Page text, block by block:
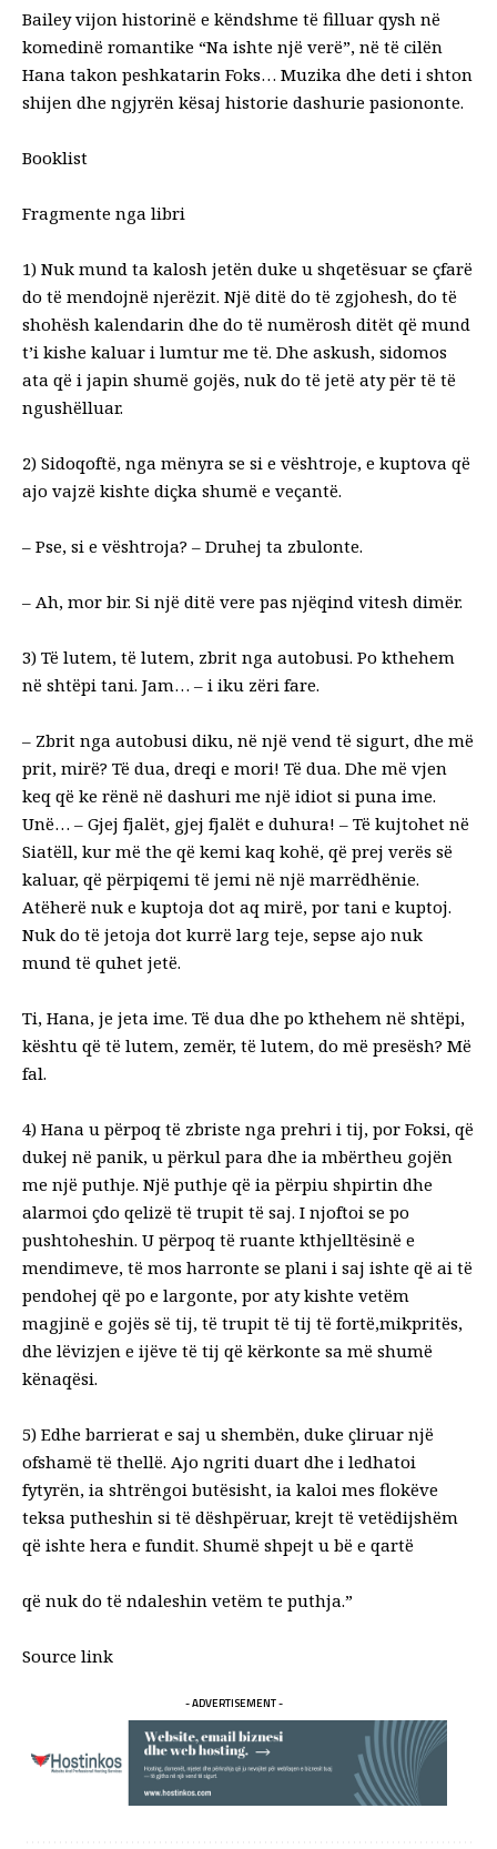
Bailey vijon historinë e këndshme të filluar qysh në
komedinë romantike “Na ishte një verë”, në të cilën
Hana takon peshkatarin Foks… Muzika dhe deti i shton
shijen dhe ngjyrën kësaj historie dashurie pasiononte.
Booklist
Fragmente nga libri
1) Nuk mund ta kalosh jetën duke u shqetësuar se çfarë
do të mendojnë njerëzit. Një ditë do të zgjohesh, do të
shohësh kalendarin dhe do të numërosh ditët që mund
t’i kishe kaluar i lumtur me të. Dhe askush, sidomos
ata që i japin shumë gojës, nuk do të jetë aty për të të
ngushëlluar.
2) Sidoqoftë, nga mënyra se si e vështroje, e kuptova që
ajo vajzë kishte diçka shumë e veçantë.
– Pse, si e vështroja? – Druhej ta zbulonte.
– Ah, mor bir. Si një ditë vere pas njëqind vitesh dimër.
3) Të lutem, të lutem, zbrit nga autobusi. Po kthehem
në shtëpi tani. Jam… – i iku zëri fare.
– Zbrit nga autobusi diku, në një vend të sigurt, dhe më
prit, mirë? Të dua, dreqi e mori! Të dua. Dhe më vjen
keq që ke rënë në dashuri me një idiot si puna ime.
Unë… – Gjej fjalët, gjej fjalët e duhura! – Të kujtohet në
Siatëll, kur më the që kemi kaq kohë, që prej verës së
kaluar, që përpiqemi të jemi në një marrëdhënie.
Atëherë nuk e kuptoja dot aq mirë, por tani e kuptoj.
Nuk do të jetoja dot kurrë larg teje, sepse ajo nuk
mund të quhet jetë.
Ti, Hana, je jeta ime. Të dua dhe po kthehem në shtëpi,
kështu që të lutem, zemër, të lutem, do më presësh? Më
fal.
4) Hana u përpoq të zbriste nga prehri i tij, por Foksi, që
dukej në panik, u përkul para dhe ia mbërtheu gojën
me një puthje. Një puthje që ia përpiu shpirtin dhe
alarmoi çdo qelizë të trupit të saj. I njoftoi se po
pushtoheshin. U përpoq të ruante kthjelltësinë e
mendimeve, të mos harronte se plani i saj ishte që ai të
pendohej që po e largonte, por aty kishte vetëm
magjinë e gojës së tij, të trupit të tij të fortë,mikpritës,
dhe lëvizjen e ijëve të tij që kërkonte sa më shumë
kënaqësi.
5) Edhe barrierat e saj u shembën, duke çliruar një
ofshamë të thellë. Ajo ngriti duart dhe i ledhatoi
fytyrën, ia shtrëngoi butësisht, ia kaloi mes flokëve
teksa putheshin si të dëshpëruar, krejt të vetëdijshëm
që ishte hera e fundit. Shumë shpejt u bë e qartë
që nuk do të ndaleshin vetëm te puthja.”
Source link
- ADVERTISEMENT -